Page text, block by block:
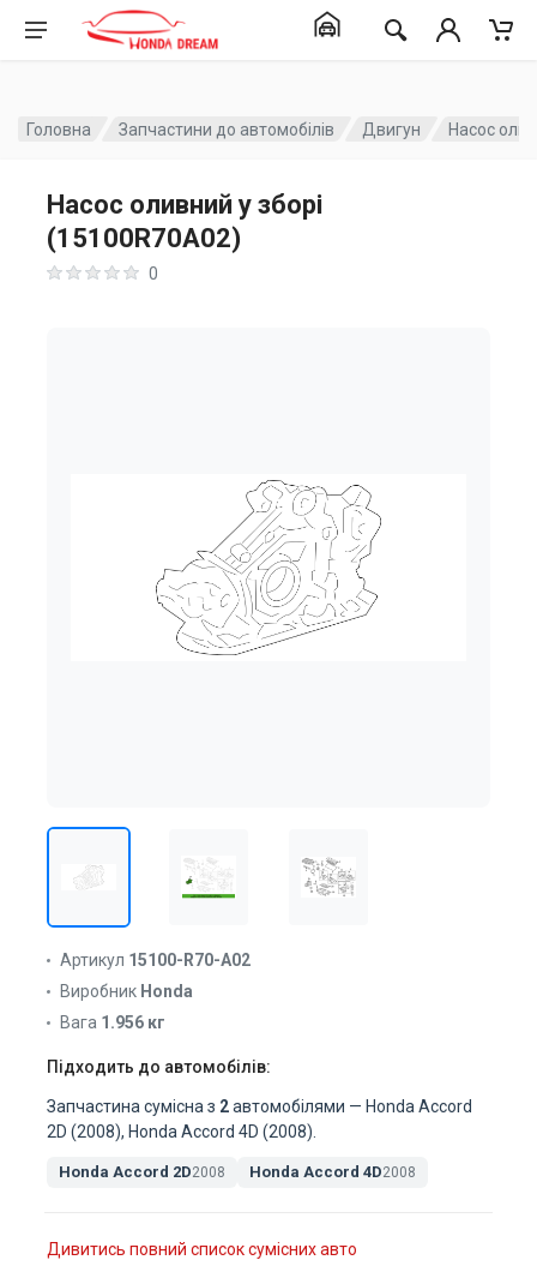
Головна Запчастини до автомобілів Двигун Насос
Насос оливний у зборі
(15100R70A02)
0
Артикул 15100-R70-A02
Виробник Honda
Вага 1.956 кг
Підходить до автомобілів:
Запчастина сумісна з 2автомобілями — Honda Accord
2D (2008), Honda Accord 4D (2008).
Honda Accord 2D2008 Honda Accord 4D2008
Дивитись повний список сумісних авто